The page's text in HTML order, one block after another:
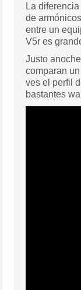
La
de
entre un
V5r es
Justo
comparan
ves el perfil
bastantes